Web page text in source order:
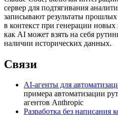
сервер для подтягивания
записывают результаты
в контекст при генерации
как AI может взять на себя
наличии исторических данных.
Связи
AI-агенты для
примера автоматизации
агентов Anthropic
Разработка без написания